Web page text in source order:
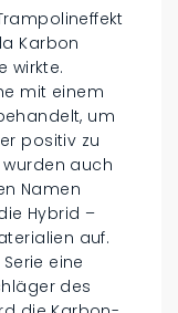
Karbon
wirkte.
mit einem
um
positiv zu
wurden auch
Namen
Hybrid –
auf.
eine
des